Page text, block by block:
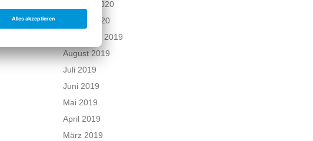
Februar 2020
Januar 2020
Dezember 2019
August 2019
Juli 2019
Juni 2019
Mai 2019
April 2019
März 2019